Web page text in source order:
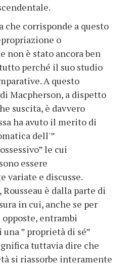
che corrisponde a questo
o
non è stato ancora ben
perché il suo studio
A questo
Macpherson, a dispetto
suscita, è davvero
ha avuto il merito di
dell'”
le cui
essere
variate e discusse.
è dalla parte di
in cui, anche se per
entrambi
” proprietà di sé”
tuttavia dire che
si riassorbe interamente